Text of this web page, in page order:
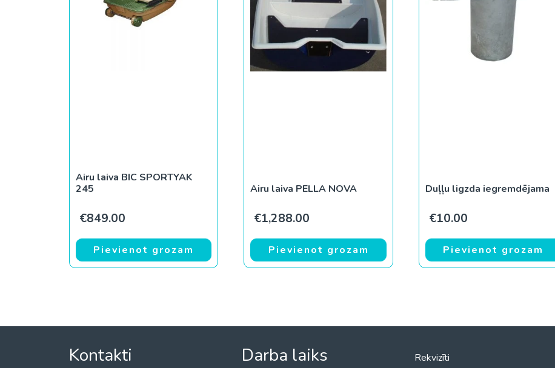
Airu laiva BIC SPORTYAK
245
€849.00
Pievienot grozam
Airu laiva PELLA NOVA
€1,288.00
Pievienot grozam
Duļļu ligzda iegremdējama
€10.00
Pievienot grozam
Kontakti Darba laiks
Rekvizīti